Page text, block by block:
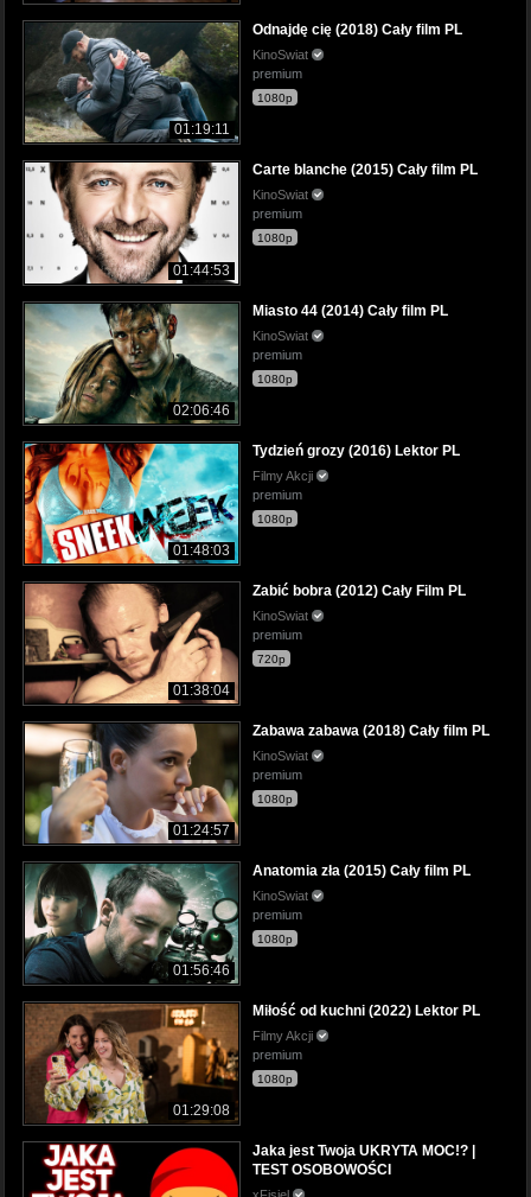
01:19:11
Odnajdę cię (2018) Cały film PL
KinoSwiat
premium
1080p
01:44:53
Carte blanche (2015) Cały film PL
KinoSwiat
premium
1080p
02:06:46
Miasto 44 (2014) Cały film PL
KinoSwiat
premium
1080p
01:48:03
Tydzień grozy (2016) Lektor PL
Filmy Akcji
premium
1080p
01:38:04
Zabić bobra (2012) Cały Film PL
KinoSwiat
premium
720p
01:24:57
Zabawa zabawa (2018) Cały film PL
KinoSwiat
premium
1080p
01:56:46
Anatomia zła (2015) Cały film PL
KinoSwiat
premium
1080p
01:29:08
Miłość od kuchni (2022) Lektor PL
Filmy Akcji
premium
1080p
Jaka jest Twoja UKRYTA MOC!? |
TEST OSOBOWOŚCI